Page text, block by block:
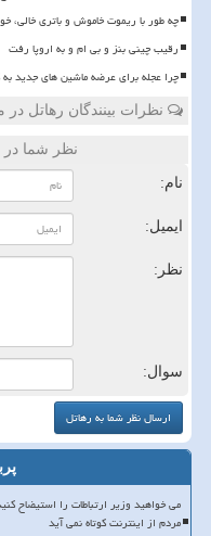
چه طور با ریموت خاموش و باتری خالی،
رقیب چینی بنز و بی ام و به اروپا رفت
چرا عجله برای عرضه ماشین های جدید
نظرات بینندگان رهاتل
نظر شما در
نام:
ایمیل:
نظر:
سوال:
می خواهید وزیر ارتباطات را استیضاح
مردم از اینترنت کوتاه نمی آید